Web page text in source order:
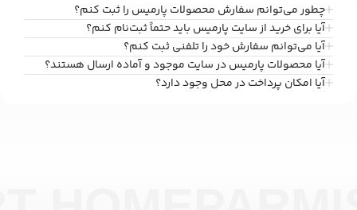
چطور می‌توانم سفارش محصولات پارمیس را ثبت کنم؟
آیا برای خرید از سایت پارمیس باید حتماً ثبت‌نام کنم؟
آیا می‌توانم سفارش خود را تلفنی ثبت کنم؟
آیا محصولات پارمیس در سایت موجود و آماده ارسال هستند؟
آیا امکان پرداخت در محل وجود دارد؟